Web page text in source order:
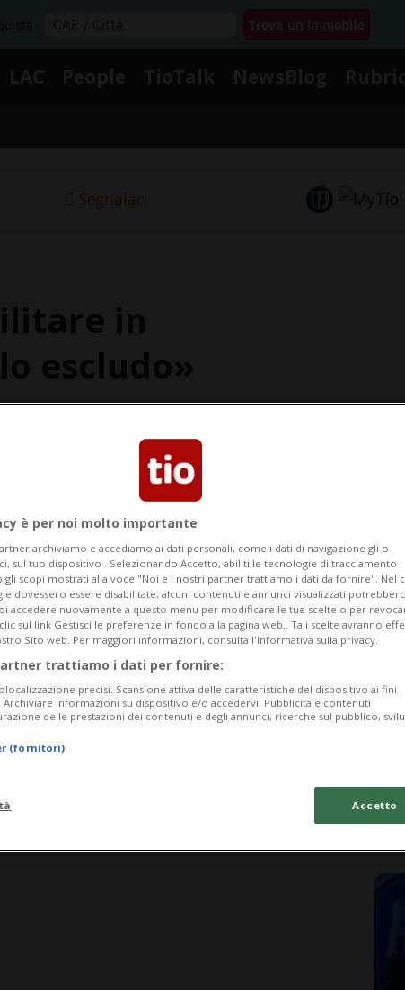
Segnalaci
di annessione
è per noi molto importante
archiviamo e accediamo ai dati personali, come i dati di navigazione gli o
sul tuo dispositivo . Selezionando Accetto, abiliti le tecnologie di tracciamento
scopi mostrati alla voce "Noi e i nostri partner trattiamo i dati da fornire". Nel
dovessero essere disabilitate, alcuni contenuti e annunci visualizzati
accedere nuovamente a questo menu per modificare le tue scelte o per
sul link Gestisci le preferenze in fondo alla pagina web.. Tali scelte avranno
Sito web. Per maggiori informazioni, consulta l'Informativa sulla privacy.
trattiamo i dati per fornire:
precisi. Scansione attiva delle caratteristiche del dispositivo ai fini
Archiviare informazioni su dispositivo e/o accedervi. Pubblicità e contenuti
delle prestazioni dei contenuti e degli annunci, ricerche sul pubblico,
(fornitori)
Accetto